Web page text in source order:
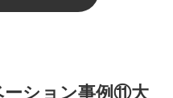
ーション事例⑪大